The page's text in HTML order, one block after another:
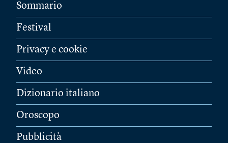
Sommario
Festival
Privacy e cookie
Video
Dizionario italiano
Oroscopo
Pubblicità